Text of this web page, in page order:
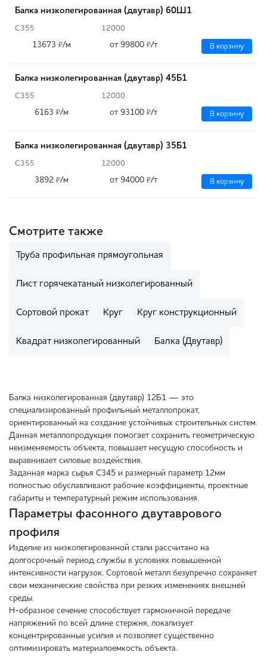
Балка низколегированная (двутавр) 60Ш1
С355 12000
13673 ₽/м от 99800 ₽/т В корзину
Балка низколегированная (двутавр) 45Б1
С355 12000
6163 ₽/м от 93100 ₽/т В корзину
Балка низколегированная (двутавр) 35Б1
С355 12000
3892 ₽/м от 94000 ₽/т В корзину
Смотрите также
Труба профильная прямоугольная
Лист горячекатаный низколегированный
Сортовой прокат Круг Круг конструкционный
Квадрат низколегированный Балка (Двутавр)
Балка низколегированная (двутавр) 12Б1 — это
специализированный профильный металлопрокат,
ориентированный на создание устойчивых строительных систем.
Данная металлопродукция помогает сохранить геометрическую
неизменяемость объекта, повышает несущую способность и
выравнивает силовые воздействия.
Заданная марка сырья С345 и размерный параметр 12мм
полностью обуславливают рабочие коэффициенты, проектные
габариты и температурный режим использования.
Параметры фасонного двутаврового
профиля
Изделие из низколегированной стали рассчитано на
долгосрочный период службы в условиях повышенной
интенсивности нагрузок. Сортовой металл безупречно сохраняет
свои механические свойства при резких изменениях внешней
среды.
Н-образное сечение способствует гармоничной передаче
напряжений по всей длине стержня, локализует
концентрированные усилия и позволяет существенно
оптимизировать материалоемкость объекта.